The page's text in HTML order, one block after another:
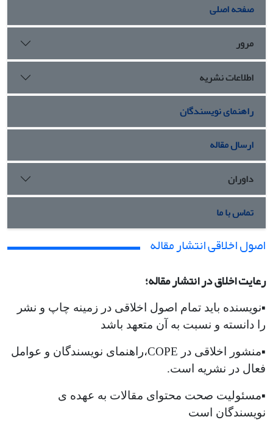
صفحه اصلی
مرور
اطلاعات نشریه
راهنمای نویسندگان
ارسال مقاله
داوران
تماس با ما
اصول اخلاقی انتشار مقاله
رعایت اخلاق در انتشار مقاله؛
▪︎نویسنده باید تمام اصول اخلاقی در زمینه چاپ و نشر
را دانسته و نسبت به آن متعهد باشد
▪︎منشور اخلاقی در COPE،راهنمای نویسندگان و عوامل
فعال در نشریه است.
▪︎مسئولیت صحت محتوای مقالات به عهده ی
نویسندگان است